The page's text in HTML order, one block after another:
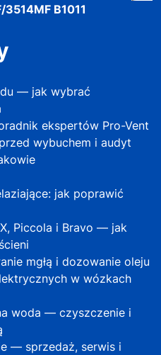
B1011
— jak wybrać
ekspertów Pro-Vent
wybuchem i audyt
jak poprawić
Piccola i Bravo — jak
mgłą i dozowanie oleju
w wózkach
woda — czyszczenie i
— sprzedaż, serwis i